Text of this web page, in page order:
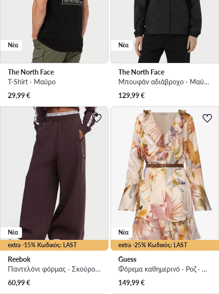
Νέα
The North Face
T-Shirt · Μαύρο
29,99€
Νέα
The North Face
Μπουφάν αδιάβροχο · Μαύρο
129,99€
extra -15% Κωδικός: LAST
Νέα
Reebok
Παντελόνι φόρμας · Σκούρο καφέ · Regular Fit
60,99€
extra -25% Κωδικός: LAST
Νέα
Guess
Φόρεμα καθημερινό · Ροζ · Mini
149,99€